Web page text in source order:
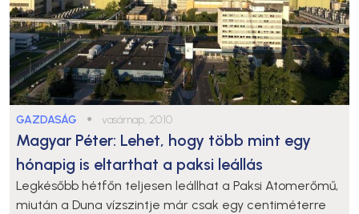
GAZDASÁG ● vasárnap, 20:10
Magyar Péter: Lehet, hogy több mint egy
hónapig is eltarthat a paksi leállás
Legkésőbb hétfőn teljesen leállhat a Paksi Atomerőmű,
miután a Duna vízszintje már csak egy centiméterre